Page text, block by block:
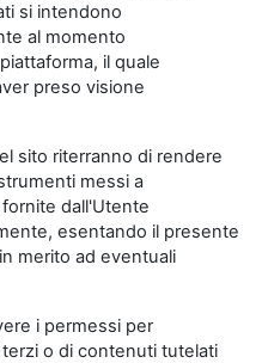
si intendono
al momento
il quale
preso visione
sito riterranno di rendere
messi a
dall'Utente
esentando il presente
merito ad eventuali
i permessi per
o di contenuti tutelati